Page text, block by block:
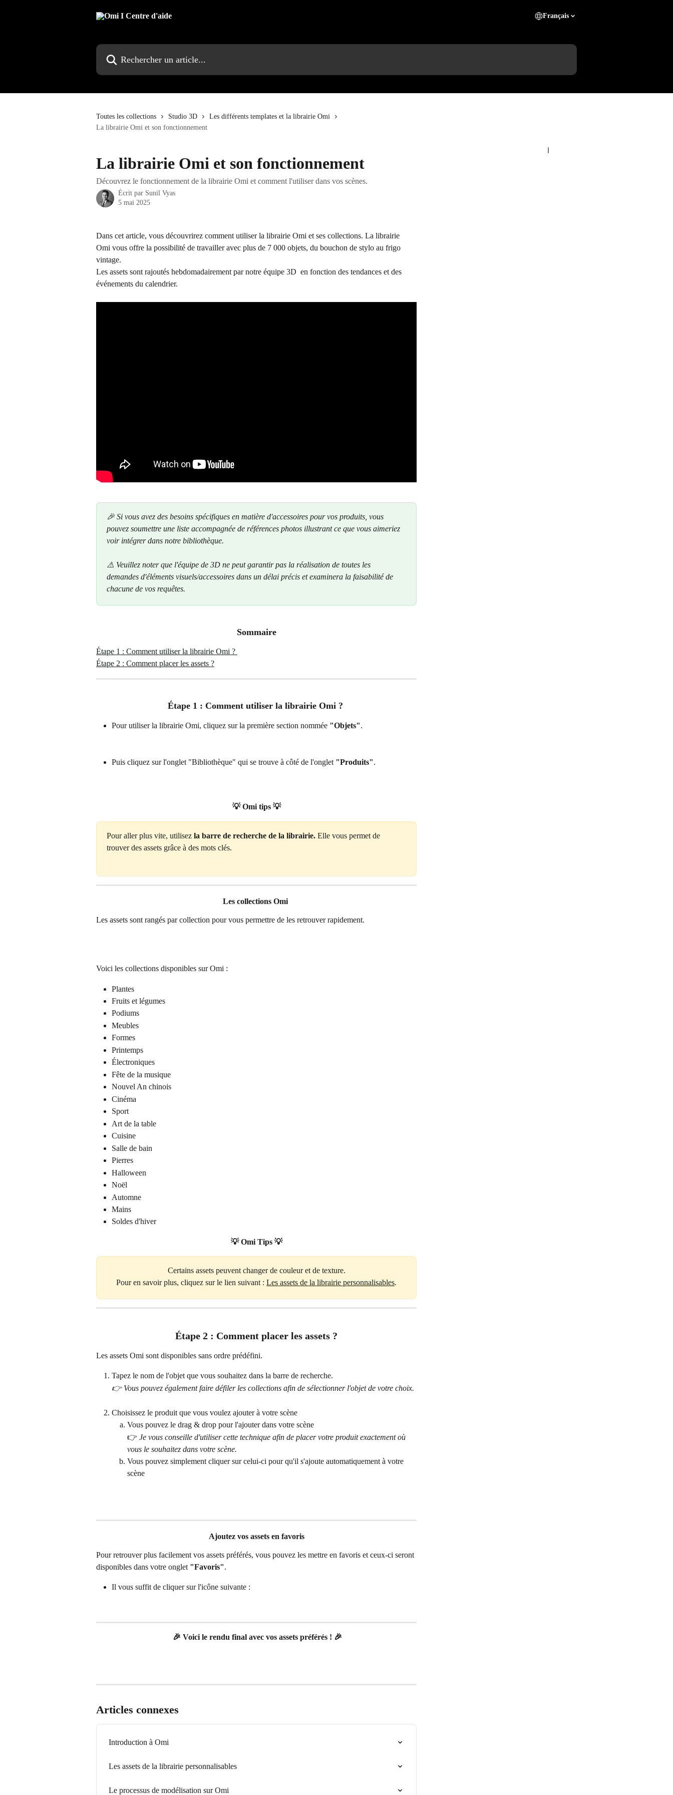
Français
Rechercher un article...
Toutes les collections Studio 3D
Les différents templates et la librairie Omi
La librairie Omi et son fonctionnement
La librairie Omi et son fonctionnement
Découvrez le fonctionnement de la librairie Omi et comment l'utiliser dans vos scènes.
Écrit par Sunil Vyas
5 mai 2025
Dans cet article, vous découvrirez comment utiliser la librairie Omi et ses collections. La librairie
Omi vous offre la possibilité de travailler avec plus de 7 000 objets, du bouchon de stylo au frigo
vintage.
Les assets sont rajoutés hebdomadairement par notre équipe 3D  en fonction des tendances et des
événements du calendrier.
🎉 Si vous avez des besoins spécifiques en matière d'accessoires pour vos produits, vous
pouvez soumettre une liste accompagnée de références photos illustrant ce que vous aimeriez
voir intégrer dans notre bibliothèque.
⚠️ Veuillez noter que l'équipe de 3D ne peut garantir pas la réalisation de toutes les
demandes d'éléments visuels/accessoires dans un délai précis et examinera la faisabilité de
chacune de vos requêtes.
Sommaire
Étape 1 : Comment utiliser la librairie Omi ?
Étape 2 : Comment placer les assets ?
Étape 1 : Comment utiliser la librairie Omi ?
Pour utiliser la librairie Omi, cliquez sur la première section nommée "Objets".
Puis cliquez sur l'onglet "Bibliothèque" qui se trouve à côté de l'onglet "Produits".
💡 Omi tips 💡
Pour aller plus vite, utilisez la barre de recherche de la librairie. Elle vous permet de
trouver des assets grâce à des mots clés.
Les collections Omi
Les assets sont rangés par collection pour vous permettre de les retrouver rapidement.
Voici les collections disponibles sur Omi :
Plantes
Fruits et légumes
Podiums
Meubles
Formes
Printemps
Électroniques
Fête de la musique
Nouvel An chinois
Cinéma
Sport
Art de la table
Cuisine
Salle de bain
Pierres
Halloween
Noël
Automne
Mains
Soldes d'hiver
💡 Omi Tips 💡
Certains assets peuvent changer de couleur et de texture.
Pour en savoir plus, cliquez sur le lien suivant : Les assets de la librairie personnalisables.
Étape 2 : Comment placer les assets ?
Les assets Omi sont disponibles sans ordre prédéfini.
Tapez le nom de l'objet que vous souhaitez dans la barre de recherche.
👉 Vous pouvez également faire défiler les collections afin de sélectionner l'objet de votre choix.
Choisissez le produit que vous voulez ajouter à votre scène
Vous pouvez le drag & drop pour l'ajouter dans votre scène
👉 Je vous conseille d'utiliser cette technique afin de placer votre produit exactement où
vous le souhaitez dans votre scène.
Vous pouvez simplement cliquer sur celui-ci pour qu'il s'ajoute automatiquement à votre
scène
Ajoutez vos assets en favoris
Pour retrouver plus facilement vos assets préférés, vous pouvez les mettre en favoris et ceux-ci seront
disponibles dans votre onglet "Favoris".
Il vous suffit de cliquer sur l'icône suivante :
🎉 Voici le rendu final avec vos assets préférés ! 🎉
Articles connexes
Introduction à Omi
Les assets de la librairie personnalisables
Le processus de modélisation sur Omi